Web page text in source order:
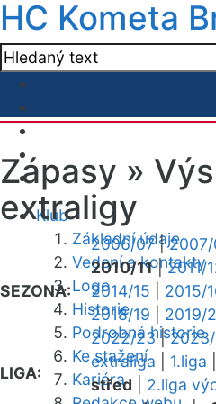
HC Kometa
Klub
Základní údaje
Vedení a kontakty
Logo
Historie
Podrobná historie
Ke stažení
Kariéra
Zápasy »
extraligy
SEZONA:
2006/07|
2010/11|2011/
2014/15
2015/
2018/19
2019/
2022/23|
LIGA:
extraliga 1.liga
střed
2.liga